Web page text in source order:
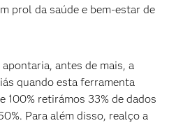
prol da saúde e bem-estar de
antes de mais, a
quando esta ferramenta
100% retirámos 33% de dados
Para além disso, realço a